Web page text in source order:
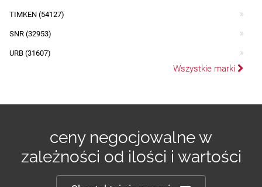
TIMKEN (54127)
SNR (32953)
URB (31607)
Wszystkie marki
ceny negocjowalne w
zależności od ilości i wartości